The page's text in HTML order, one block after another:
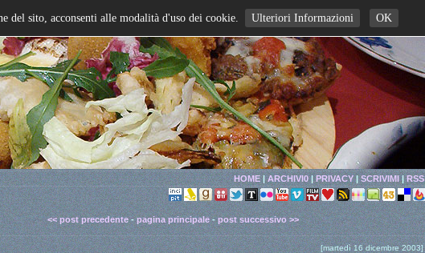
HOME|ARCHIVI0|PRIVACY|SCRIVIMI|RSS
<< post precedente-pagina principale-post successivo >>
[martedì 16 dicembre 2003]
del sito, acconsenti alle modalità d'uso dei cookie. Ulteriori Informazioni OK